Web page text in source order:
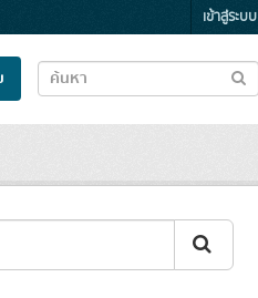
เข้าสู่ระบบ